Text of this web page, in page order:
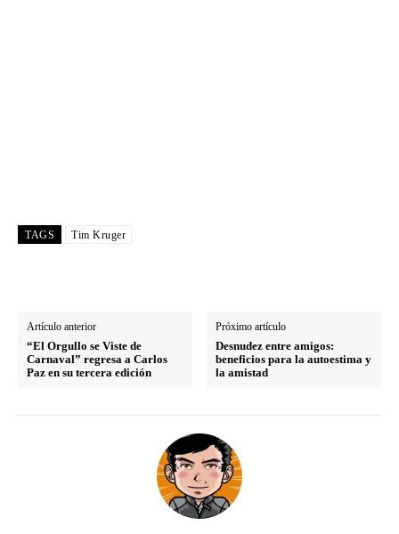
TAGS Tim Kruger
Artículo anterior
“El Orgullo se Viste de
Carnaval” regresa a Carlos
Paz en su tercera edición
Próximo artículo
Desnudez entre amigos:
beneficios para la autoestima y
la amistad